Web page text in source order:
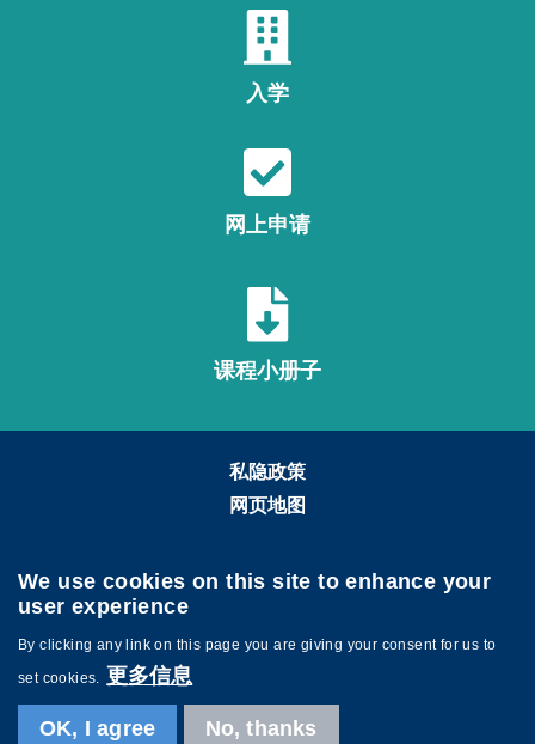
入学
网上申请
课程小册子
私隐政策
网页地图
We use cookies on this site to enhance your
user experience
By clicking any link on this page you are giving your consent for us to
set cookies. 更多信息
OK, I agree No, thanks